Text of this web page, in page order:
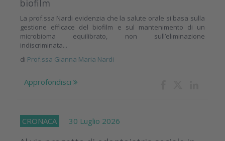
biofilm
La prof.ssa Nardi evidenzia che la salute orale si basa sulla
gestione efficace del biofilm e sul mantenimento di un
microbioma equilibrato, non sull’eliminazione
indiscriminata...
di Prof.ssa Gianna Maria Nardi
Approfondisci
CRONACA 30 Luglio 2026